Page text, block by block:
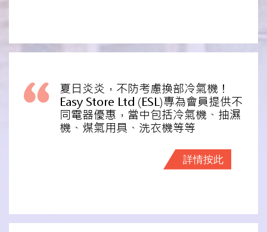
夏日炎炎，不防考慮換部冷氣機！
Easy Store Ltd (ESL)專為會員提供不
同電器優惠，當中包括冷氣機、抽濕
機、煤氣用具、洗衣機等等
詳情按此